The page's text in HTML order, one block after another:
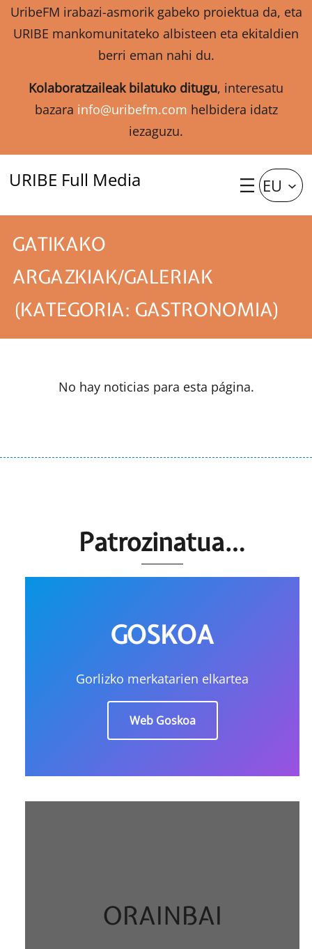
UribeFM irabazi-asmorik gabeko proiektua da, eta
URIBE mankomunitateko albisteen eta ekitaldien
berri eman nahi du.
Kolaboratzaileak bilatuko ditugu, interesatu
bazara info@uribefm.com helbidera idatz
iezaguzu.
URIBE Full Media EU
GATIKAKO
ARGAZKIAK/GALERIAK
(KATEGORIA: GASTRONOMIA)
No hay noticias para esta página.
Patrozinatua…
GOSKOA
Gorlizko merkatarien elkartea
Web Goskoa
ORAINBAI